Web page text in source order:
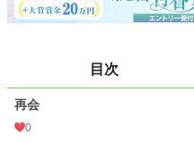
24h.ポイント 0 pt
2025.05.07 20:13
初回公開日時
目次
再会
0